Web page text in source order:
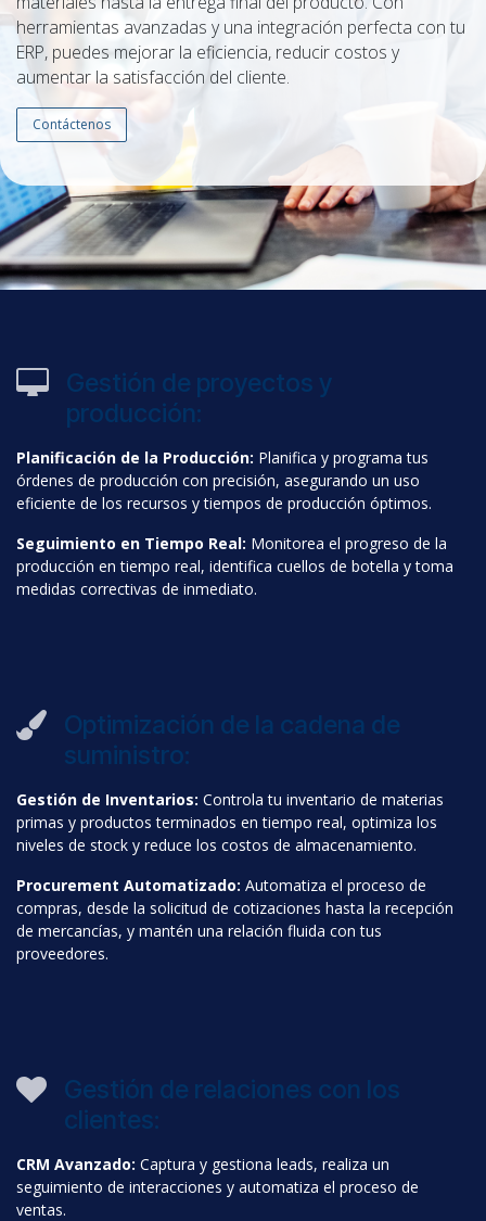
herramientas avanzadas y una integración perfecta con tu
ERP, puedes mejorar la eficiencia, reducir costos y
aumentar la satisfacción del cliente.
Contáctenos
Gestión de proyectos y
producción:
Planificación de la Producción: Planifica y programa tus
órdenes de producción con precisión, asegurando un uso
eficiente de los recursos y tiempos de producción óptimos.
Seguimiento en Tiempo Real: Monitorea el progreso de la
producción en tiempo real, identifica cuellos de botella y toma
medidas correctivas de inmediato.
Optimización de la cadena de
suministro:
Gestión de Inventarios: Controla tu inventario de materias
primas y productos terminados en tiempo real, optimiza los
niveles de stock y reduce los costos de almacenamiento.
Procurement Automatizado: Automatiza el proceso de
compras, desde la solicitud de cotizaciones hasta la recepción
de mercancías, y mantén una relación fluida con tus
proveedores.
Gestión de relaciones con los
clientes:
CRM Avanzado: Captura y gestiona leads, realiza un
seguimiento de interacciones y automatiza el proceso de
ventas.